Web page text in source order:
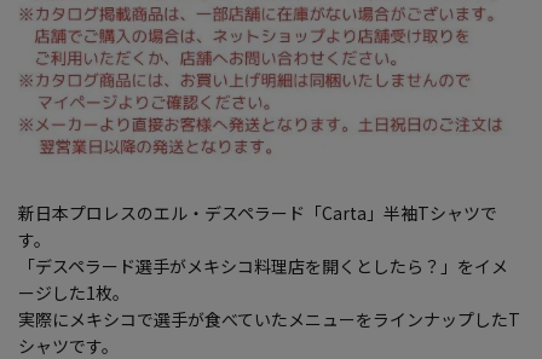
新日本プロレスのエル・デスペラード「Carta」半袖Tシャツで
す。
「デスペラード選手がメキシコ料理店を開くとしたら？」をイメ
ージした1枚。
実際にメキシコで選手が食べていたメニューをラインナップしたT
シャツです。